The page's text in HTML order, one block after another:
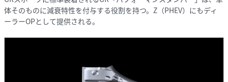
体そのものに減衰特性を付与する役割を持つ。Z（PHEV）にもディ
ーラーOPとして提供される。